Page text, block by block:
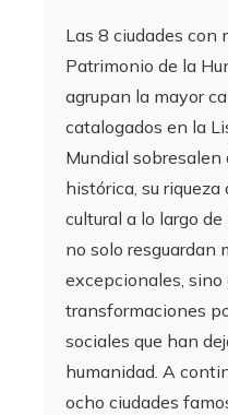
Las 8 ciudades con
Patrimonio de la
agrupan la mayor
catalogados en la
Mundial sobresalen
histórica, su
cultural a lo largo
no solo resguardan
excepcionales,
transformaciones
sociales que han
humanidad. A
ocho ciudades